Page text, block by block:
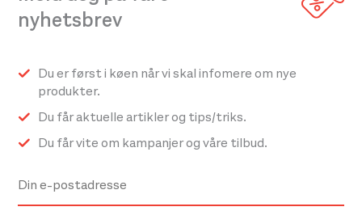
nyhetsbrev
Du er først i køen når vi skal infomere om nye
produkter.
Du får aktuelle artikler og tips/triks.
Du får vite om kampanjer og våre tilbud.